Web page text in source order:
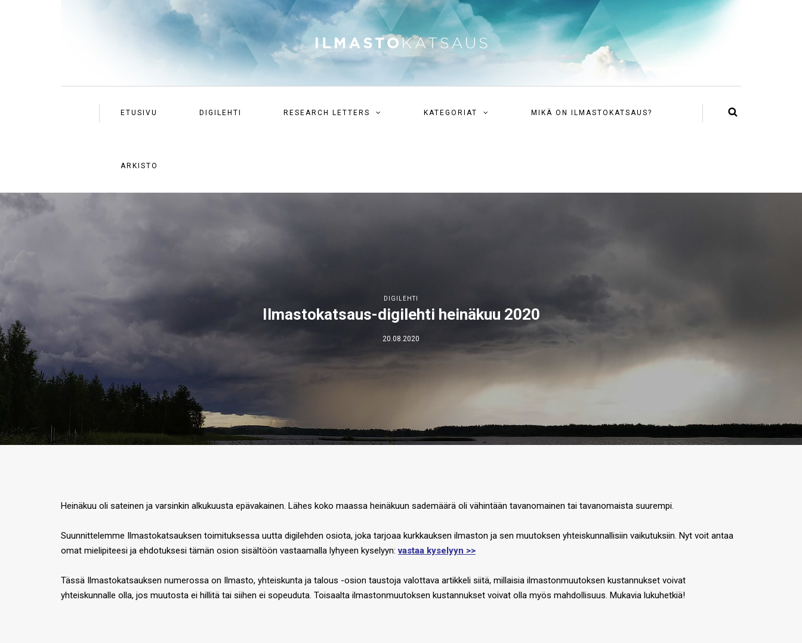
ETUSIVU DIGILEHTI RESEARCH LETTERS KATEGORIAT MIKÄ ON ILMASTOKATSAUS?
ARKISTO
DIGILEHTI
Ilmastokatsaus-digilehti heinäkuu 2020
20.08.2020
Heinäkuu oli sateinen ja varsinkin alkukuusta epävakainen. Lähes koko maassa heinäkuun sademäärä oli vähintään tavanomainen tai tavanomaista suurempi.
Suunnittelemme Ilmastokatsauksen toimituksessa uutta digilehden osiota, joka tarjoaa kurkkauksen ilmaston ja sen muutoksen yhteiskunnallisiin vaikutuksiin. Nyt voit antaa
omat mielipiteesi ja ehdotuksesi tämän osion sisältöön vastaamalla lyhyeen kyselyyn:vastaa kyselyyn >>
Tässä Ilmastokatsauksen numerossa on Ilmasto, yhteiskunta ja talous -osion taustoja valottava artikkeli siitä, millaisia ilmastonmuutoksen kustannukset voivat
yhteiskunnalle olla, jos muutosta ei hillitä tai siihen ei sopeuduta. Toisaalta ilmastonmuutoksen kustannukset voivat olla myös mahdollisuus. Mukavia lukuhetkiä!